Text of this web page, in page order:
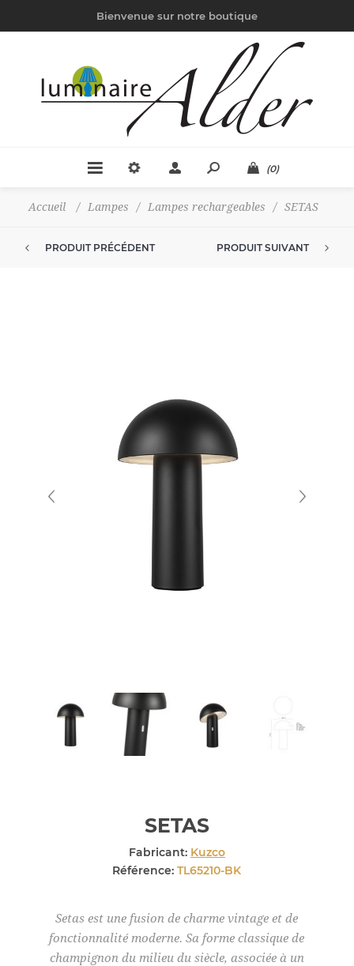
Bienvenue sur notre boutique
(0)
Accueil / Lampes / Lampes rechargeables / SETAS
PRODUIT PRÉCÉDENT PRODUIT SUIVANT
SETAS
Fabricant: Kuzco
Référence: TL65210-BK
Setas est une fusion de charme vintage et de
fonctionnalité moderne. Sa forme classique de
champignon du milieu du siècle, associée à un